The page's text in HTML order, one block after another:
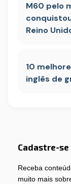
M60 pelo
Reino
10
inglês de
Cadastre-
Receba
muito mais